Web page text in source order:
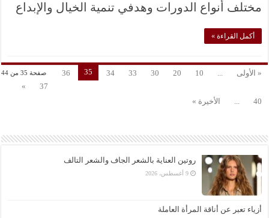
مختلف أنواع الدورات وهدفي تنمية الخيال والإبداع
أكمل القراءة »
صفحة 35 من 44 « الأولى ...
10
20
30
33
34
35
36
37
»
40
... الأخيرة »
روتين العناية بالشعر الجاف والشعر التالف
9 أغسطس، 2026
أزياء تعبر عن أناقة المرأة العاملة